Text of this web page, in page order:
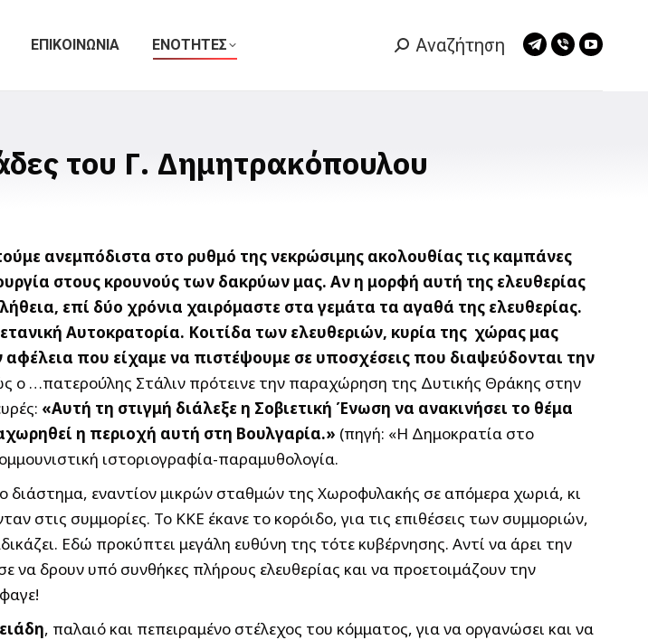
ΕΠΙΚΟΙΝΩΝΙΑ ΕΝΟΤΗΤΕΣ Search:
Αναζήτηση
Telegram
Viber
του Γ. Δημητρακόπουλου
ανεμπόδιστα στο ρυθμό της νεκρώσιμης ακολουθίας τις καμπάνες
στους κρουνούς των δακρύων μας. Αν η μορφή αυτή της ελευθερίας
επί δύο χρόνια χαιρόμαστε στα γεμάτα τα αγαθά της ελευθερίας.
Αυτοκρατορία. Κοιτίδα των ελευθεριών, κυρία της χώρας μας
που είχαμε να πιστέψουμε σε υποσχέσεις που διαψεύδονται την
ο …πατερούλης Στάλιν πρότεινε την παραχώρηση της Δυτικής Θράκης στην
«Αυτή τη στιγμή διάλεξε η Σοβιετική Ένωση να ανακινήσει το θέμα
η περιοχή αυτή στη Βουλγαρία.» (πηγή: «Η Δημοκρατία στο
ιστοριογραφία-παραμυθολογία.
διάστημα, εναντίον μικρών σταθμών της Χωροφυλακής σε απόμερα χωριά, κι
στις συμμορίες. Το ΚΚΕ έκανε το κορόιδο, για τις επιθέσεις των συμμοριών,
Εδώ προκύπτει μεγάλη ευθύνη της τότε κυβέρνησης. Αντί να άρει την
δρουν υπό συνθήκες πλήρους ελευθερίας και να προετοιμάζουν την
, παλαιό και πεπειραμένο στέλεχος του κόμματος, για να οργανώσει και να